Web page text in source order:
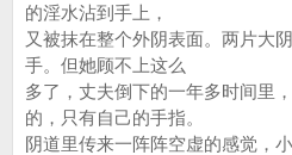
的淫水沾到手上，
又被抹在整个外阴表面。两片大
手。但她顾不上这么
多了，丈夫倒下的一年多时间里
的，只有自己的手指。
阴道里传来一阵阵空虚的感觉，